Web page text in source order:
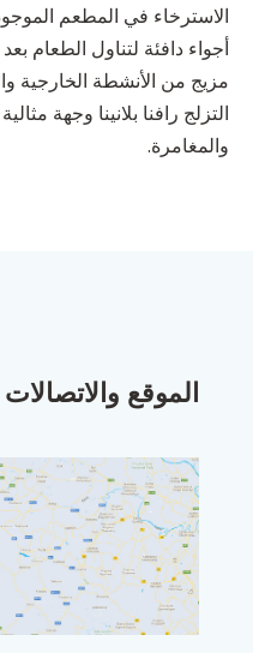
الاسترخاء في المطعم
أجواء دافئة لتناول الطعام
مزيج من الأنشطة الخارجية
التزلج رافنا بلانينا وجهة
والمغامرة.
الموقع والاتصالات